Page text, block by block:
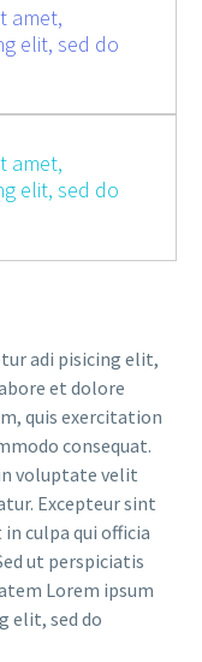
amet,
elit, sed do
amet,
elit, sed do
adi pisicing elit,
et dolore
quis exercitation
consequat.
voluptate velit
Excepteur sint
culpa qui officia
ut perspiciatis
Lorem ipsum
elit, sed do